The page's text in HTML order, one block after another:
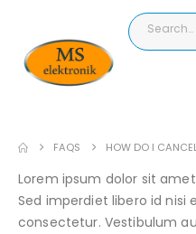
FAQS HOW DO I
Lorem ipsum dolor sit
Sed imperdiet libero id nisi
consectetur. Vestibulum